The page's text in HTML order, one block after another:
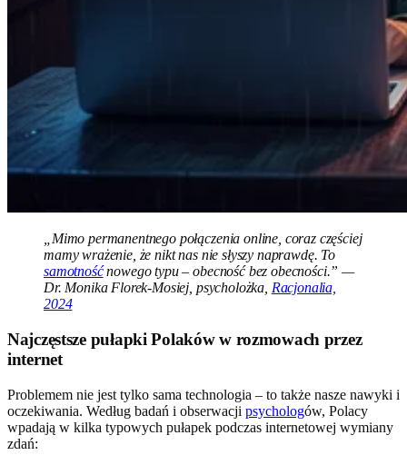
„Mimo permanentnego połączenia online, coraz częściej
mamy wrażenie, że nikt nas nie słyszy naprawdę. To
samotnośćnowego typu – obecność bez obecności.” —
Dr. Monika Florek-Mosiej, psycholożka, Racjonalia,
2024
Najczęstsze pułapki Polaków w rozmowach przez
internet
Problemem nie jest tylko sama technologia – to także nasze nawyki i
oczekiwania. Według badań i obserwacji psychologów, Polacy
wpadają w kilka typowych pułapek podczas internetowej wymiany
zdań: